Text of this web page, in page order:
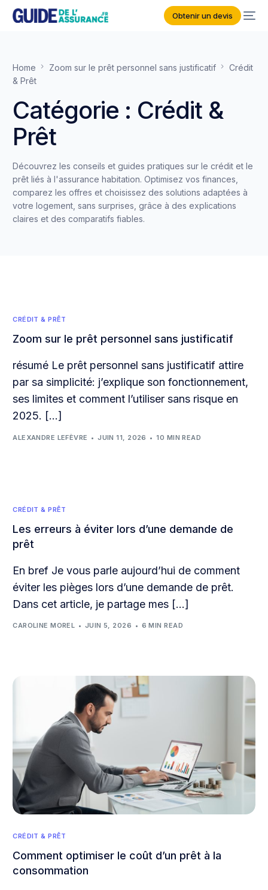
Obtenir un devis
Home Zoom sur le prêt personnel sans justificatif
Crédit
& Prêt
Catégorie : Crédit &
Prêt
Découvrez les conseils et guides pratiques sur le crédit et le
prêt liés à l'assurance habitation. Optimisez vos finances,
comparez les offres et choisissez des solutions adaptées à
votre logement, sans surprises, grâce à des explications
claires et des comparatifs fiables.
CRÉDIT & PRÊT
Zoom sur le prêt personnel sans justificatif
résumé Le prêt personnel sans justificatif attire
par sa simplicité: j’explique son fonctionnement,
ses limites et comment l’utiliser sans risque en
2025. […]
ALEXANDRE LEFÈVRE JUIN 11, 2026 10 MIN READ
CRÉDIT & PRÊT
Les erreurs à éviter lors d’une demande de
prêt
En bref Je vous parle aujourd’hui de comment
éviter les pièges lors d’une demande de prêt.
Dans cet article, je partage mes […]
CAROLINE MOREL JUIN 5, 2026 6 MIN READ
CRÉDIT & PRÊT
Comment optimiser le coût d’un prêt à la
consommation